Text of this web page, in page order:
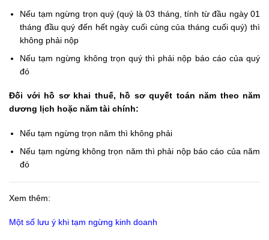
Nếu tạm ngừng trọn quý (quý là 03 tháng, tính từ đầu ngày 01
tháng đầu quý đến hết ngày cuối cùng của tháng cuối quý) thì
không phải nộp
Nếu tạm ngừng không trọn quý thì phải nộp báo cáo của quý
đó
Đối với hồ sơ khai thuế, hồ sơ quyết toán năm theo năm
dương lịch hoặc năm tài chính:
Nếu tạm ngừng trọn năm thì không phải
Nếu tạm ngừng không trọn năm thì phải nộp báo cáo của năm
đó
Xem thêm:
Một số lưu ý khi tạm ngừng kinh doanh